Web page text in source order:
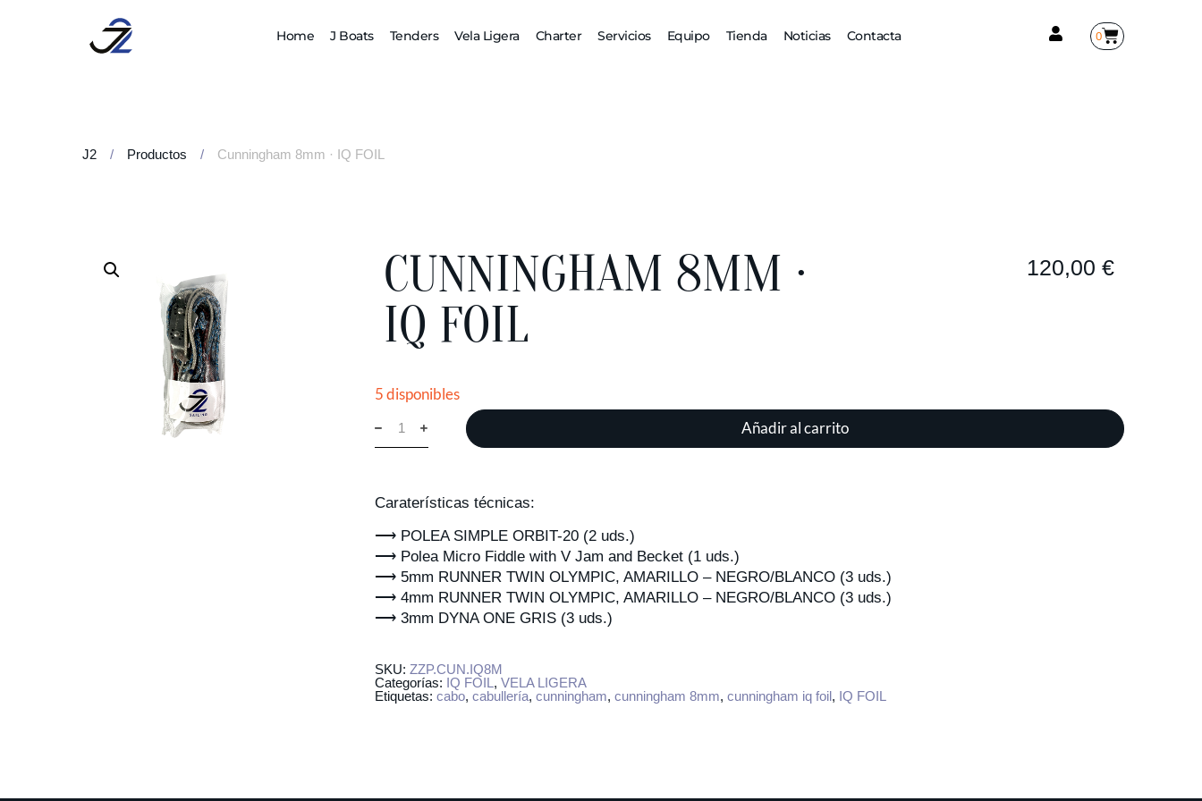
Home J Boats Tenders Vela Ligera Charter Servicios Equipo Tienda Noticias Contacta 0
J2 / Productos / Cunningham 8mm · IQ FOIL
CUNNINGHAM 8MM ·
IQ FOIL
120,00€
5 disponibles
Añadir al carrito
Caraterísticas técnicas:
⟶ POLEA SIMPLE ORBIT-20 (2 uds.)
⟶ Polea Micro Fiddle with V Jam and Becket (1 uds.)
⟶ 5mm RUNNER TWIN OLYMPIC, AMARILLO – NEGRO/BLANCO (3 uds.)
⟶ 4mm RUNNER TWIN OLYMPIC, AMARILLO – NEGRO/BLANCO (3 uds.)
⟶ 3mm DYNA ONE GRIS (3 uds.)
SKU: ZZP.CUN.IQ8M
Categorías: IQ FOIL , VELA LIGERA
Etiquetas: cabo, cabullería, cunningham, cunningham 8mm, cunningham iq foil, IQ FOIL